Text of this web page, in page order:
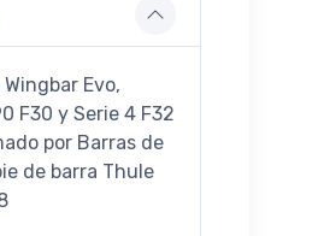
Evo,
F30 y Serie 4 F32
por Barras de
de barra Thule